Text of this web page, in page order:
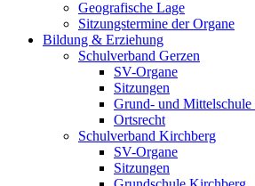
Geografische Lage
Sitzungstermine der Organe
Bildung & Erziehung
Schulverband Gerzen
SV-Organe
Sitzungen
Grund- und Mittelschule
Ortsrecht
Schulverband Kirchberg
SV-Organe
Sitzungen